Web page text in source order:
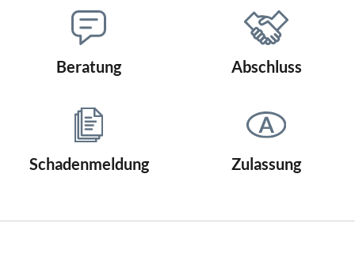
Beratung Abschluss
Schadenmeldung Zulassung